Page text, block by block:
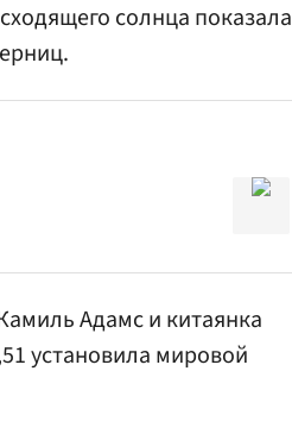
солнца показала
Адамс и китаянка
установила мировой